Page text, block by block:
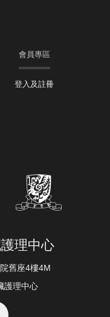
會員專區
登入及註冊
理中心
舊座4樓4M
護理中心